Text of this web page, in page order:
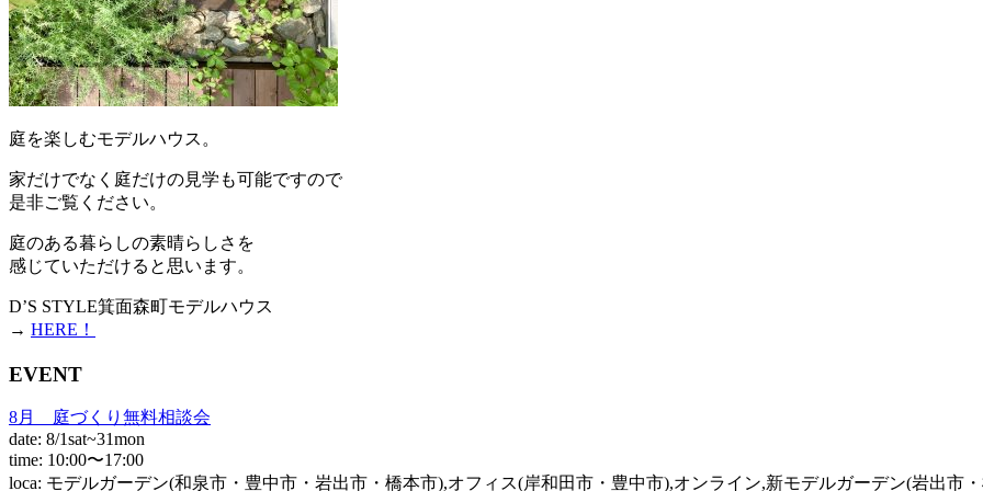
庭を楽しむモデルハウス。
家だけでなく庭だけの見学も可能ですので
是非ご覧ください。
庭のある暮らしの素晴らしさを
感じていただけると思います。
D’S STYLE箕面森町モデルハウス
→ HERE！
EVENT
8月 庭づくり無料相談会
date: 8/1sat~31mon
time: 10:00〜17:00
loca: モデルガーデン(和泉市・豊中市・岩出市・橋本市),オフィス(岸和田市・豊中市),オンライン,新モデルガーデン(岩出市